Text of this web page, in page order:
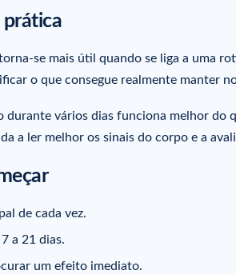
prática
se mais útil quando se liga a uma
o que consegue realmente manter
vários dias funciona melhor do
a ler melhor os sinais do corpo e a
de cada vez.
a 21 dias.
um efeito imediato.